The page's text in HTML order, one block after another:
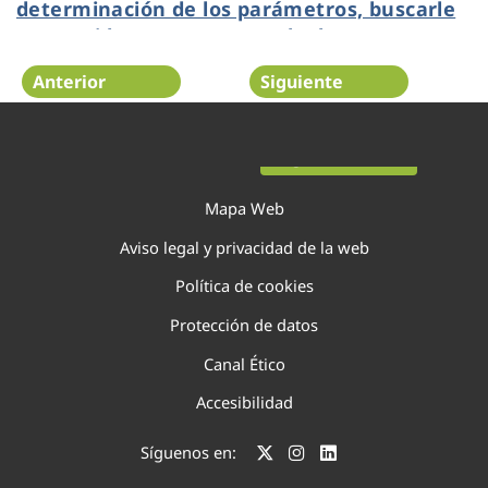
determinación de los parámetros, buscarle
un sentido… no me esperaba lo que me
encontré.”
Anterior Siguiente
Mapa Web
Aviso legal y privacidad de la web
Política de cookies
Protección de datos
Canal Ético
Accesibilidad
Síguenos en: